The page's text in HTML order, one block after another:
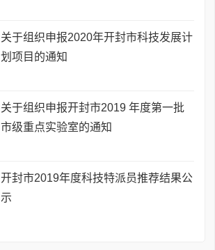
关于组织申报2020年开封市科技发展计
划项目的通知
关于组织申报开封市2019 年度第一批
市级重点实验室的通知
开封市2019年度科技特派员推荐结果公
示